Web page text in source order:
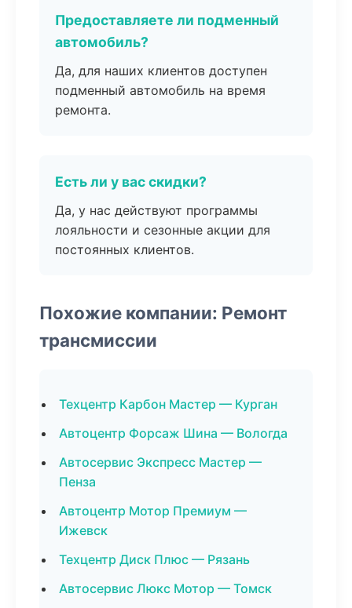
Предоставляете ли подменный
автомобиль?
Да, для наших клиентов доступен
подменный автомобиль на время
ремонта.
Есть ли у вас скидки?
Да, у нас действуют программы
лояльности и сезонные акции для
постоянных клиентов.
Похожие компании: Ремонт
трансмиссии
Техцентр Карбон Мастер — Курган
Автоцентр Форсаж Шина — Вологда
Автосервис Экспресс Мастер —
Пенза
Автоцентр Мотор Премиум —
Ижевск
Техцентр Диск Плюс — Рязань
Автосервис Люкс Мотор — Томск